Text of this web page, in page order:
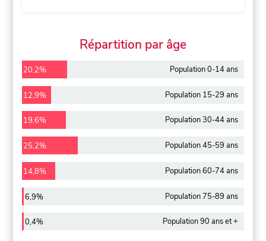
Répartition par âge
20,2% Population 0-14 ans
12,9% Population 15-29 ans
19,6% Population 30-44 ans
25,2% Population 45-59 ans
14,8% Population 60-74 ans
6,9% Population 75-89 ans
0,4% Population 90 ans et +